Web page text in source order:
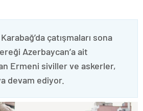
çatışmaları sona
Azerbaycan’a ait
Ermeni siviller ve askerler,
devam ediyor.